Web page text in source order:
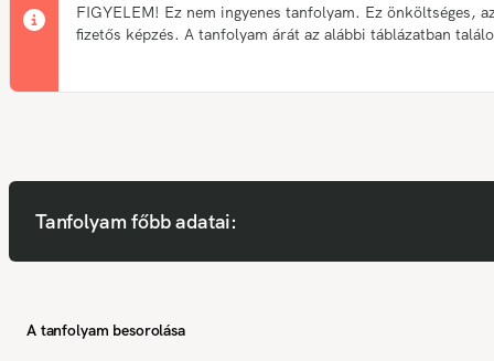
FIGYELEM! Ez nem ingyenes tanfolyam. Ez önköltséges,
fizetős képzés. A tanfolyam árát az alábbi táblázatban
Tanfolyam főbb adatai:
A tanfolyam besorolása